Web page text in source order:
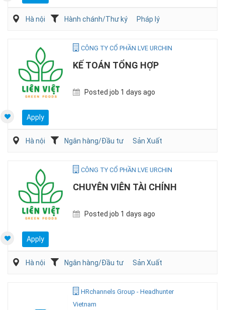
Hà nội Hành chánh/Thư ký Pháp lý
CÔNG TY CỔ PHẦN LVE URCHIN
KẾ TOÁN TỔNG HỢP
Posted job 1 days ago
Apply
Hà nội Ngân hàng/Đầu tư Sản Xuất
CÔNG TY CỔ PHẦN LVE URCHIN
CHUYÊN VIÊN TÀI CHÍNH
Posted job 1 days ago
Apply
Hà nội Ngân hàng/Đầu tư Sản Xuất
HRchannels Group - Headhunter
Vietnam